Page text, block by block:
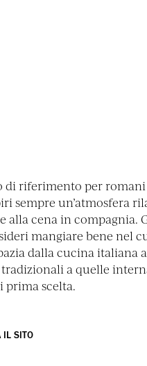
di riferimento per
sempre un’atmosfera
alla cena in compagnia.
mangiare bene nel
dalla cucina italiana
a quelle
prima scelta.
IL SITO